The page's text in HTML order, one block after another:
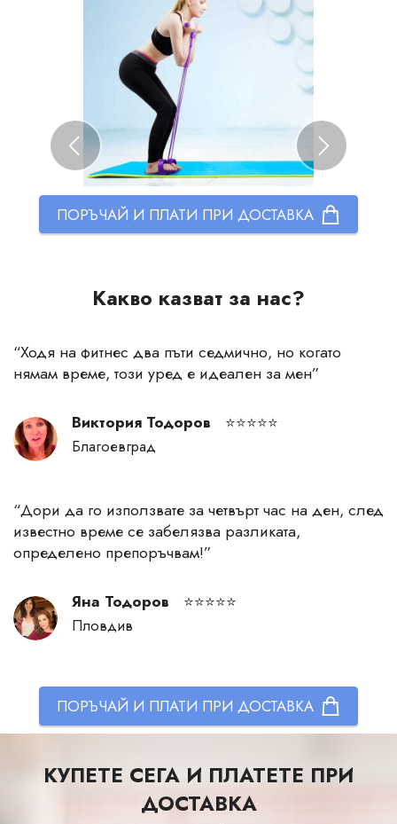
ПОРЪЧАЙ И ПЛАТИ ПРИ ДОСТАВКА
Какво казват за нас?
“Ходя на фитнес два пъти седмично, но когато
нямам време, този уред е идеален за мен”
Виктория Тодоров
⭐⭐⭐⭐⭐
Благоевград
“Дори да го използвате за четвърт час на ден, след
известно време се забелязва разликата,
определено препоръчвам!”
Яна Тодоров
⭐⭐⭐⭐⭐
Пловдив
ПОРЪЧАЙ И ПЛАТИ ПРИ ДОСТАВКА
КУПЕТЕ СЕГА И ПЛАТЕТЕ ПРИ
ДОСТАВКА